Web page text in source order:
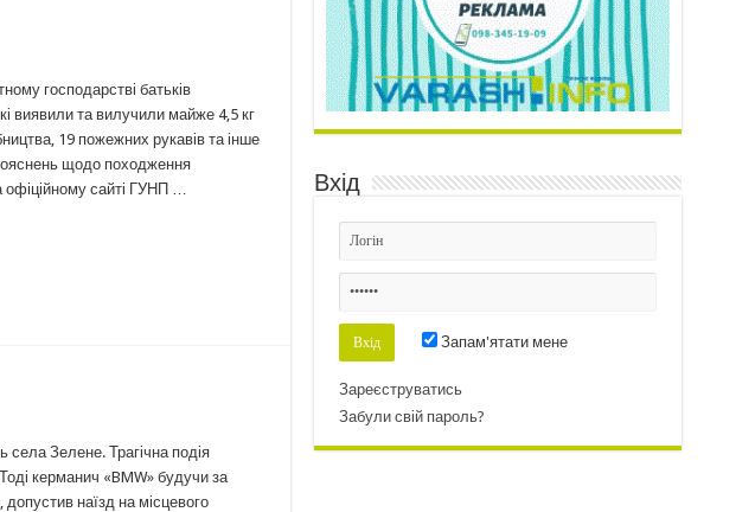
господарстві батьків
виявили та вилучили майже 4,5 кг
19 пожежних рукавів та інше
щодо походження
сайті ГУНП …
села Зелене. Трагічна подія
керманич «BMW» будучи за
допустив наїзд на місцевого
Вхід
Запам'ятати мене
Зареєструватись
Забули свій пароль?